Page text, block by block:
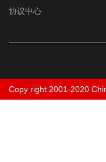
协议中心
Copy right 2001-2020